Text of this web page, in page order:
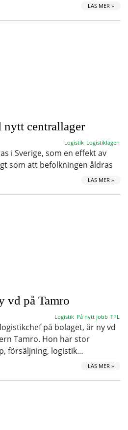
LÄS MER »
nytt centrallager
Logistik Logistiklägen
i Sverige, som en effekt av
som att befolkningen åldras
LÄS MER »
vd på Tamro
Logistik På nytt jobb TPL
på bolaget, är ny vd
Tamro. Hon har stor
försäljning, logistik…
LÄS MER »